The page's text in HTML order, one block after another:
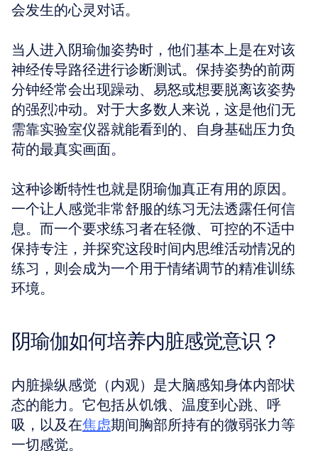
会发生的心灵对话。
当人进入阴瑜伽姿势时，他们基本上是在对该
神经传导路径进行诊断测试。保持姿势的前两
分钟经常会出现躁动、易怒或想要脱离该姿势
的强烈冲动。对于大多数人来说，这是他们无
需靠实验室仪器就能看到的、自身基础压力负
荷的最真实画面。
这种诊断特性也就是阴瑜伽真正有用的原因。
一个让人感觉非常舒服的练习无法透露任何信
息。而一个要求练习者在轻微、可控的不适中
保持专注，并探究这段时间内思维活动情况的
练习，则会成为一个用于情绪调节的精准训练
环境。
阴瑜伽如何培养内脏感觉意识？
内脏操纵感觉（内观）是大脑感知身体内部状
态的能力。它包括从饥饿、温度到心跳、呼
吸，以及在焦虑期间胸部所持有的微弱张力等
一切感觉。